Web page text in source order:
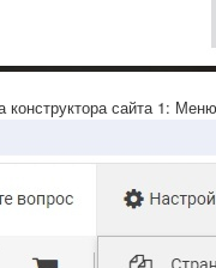
конструктора сайта 1: